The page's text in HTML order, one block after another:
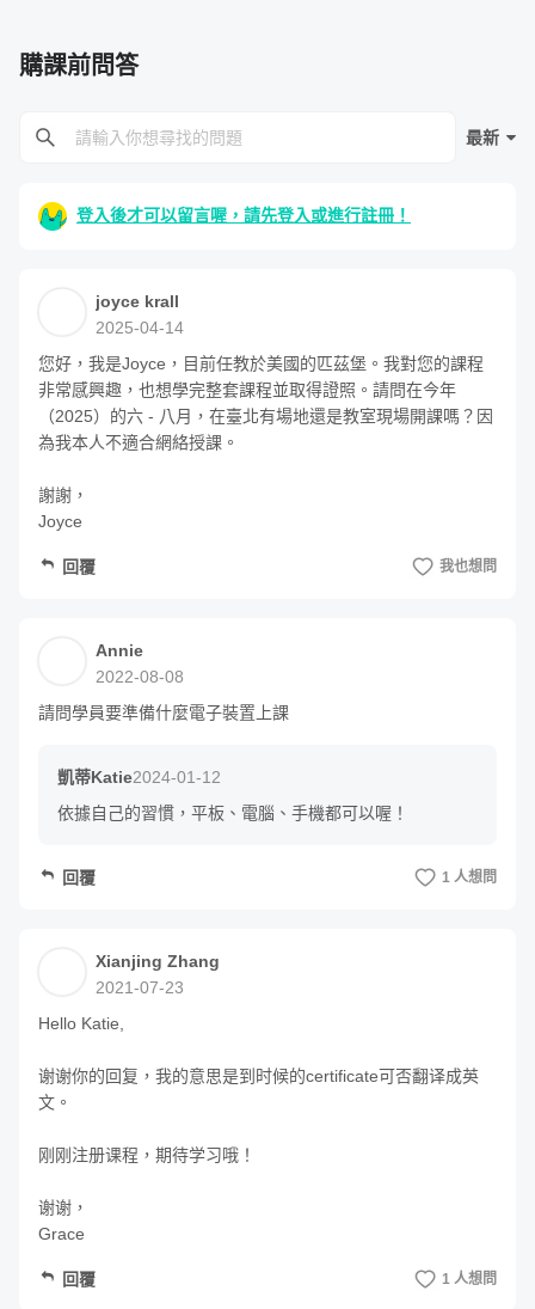
擁有豐富的實體與線上教學經歷，已經在 YouTube 《凱蒂
何穎盈中醫師 Facebook
執業中醫師，擅長中醫調理與中醫瑜珈。推動利用瑜珈與穴
位按摩，讓養生融入生活，健康美麗成為自然。
回覆與作業設計
老師會每週回饋大家的作業與回答留言 ⚡️
贈禮與規則 (已額滿截止)
帳頁面填寫 email 的學員，
均可獲得『樂木集｜沒有中藥味的漢方茶』60
元折扣碼、Wishing Bubble 85 折折扣碼各一份。
▹ 並抽取 5 位贈送「何一何嫛 Hoyi-Hoyi修復人蔘
平衡水潤面膜」。
▹ 前 20 位付款完成本課程購買，並於結帳頁面填
茶』
填寫收件地址，可抽
『樂木集｜沒有中藥味的漢
購課前問答
最新
登入後才可以留言喔，請先登入或進行註冊！
joyce krall
2025-04-14
您好，我是Joyce，目前任教於美國的匹茲堡。我對您的課程
非常感興趣，也想學完整套課程並取得證照。請問在今年
（2025）的六 - 八月，在臺北有場地還是教室現場開課嗎？因
為我本人不適合網絡授課。
謝謝，
Joyce
回覆 我也想問
Annie
2022-08-08
請問學員要準備什麼電子裝置上課
凱蒂Katie2024-01-12
依據自己的習慣，平板、電腦、手機都可以喔！
回覆 1 人想問
Xianjing Zhang
2021-07-23
Hello Katie,
谢谢你的回复，我的意思是到时候的certificate可否翻译成英
文。
刚刚注册课程，期待学习哦！
谢谢，
Grace
回覆 1 人想問